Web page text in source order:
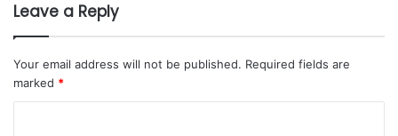
Leave a Reply
Your email address will not be published. Required fields are
marked *